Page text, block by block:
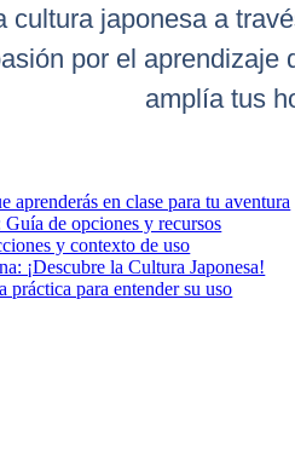
japonesa a
por el
amplía tus
aprenderás en clase para tu aventura
de opciones y recursos
y contexto de uso
¡Descubre la Cultura Japonesa!
para entender su uso